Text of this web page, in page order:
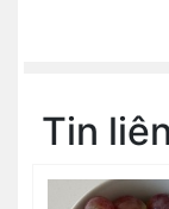
Tin